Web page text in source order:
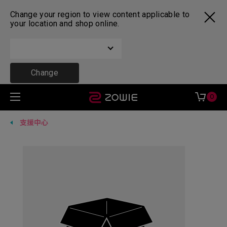
Change your region to view content applicable to
your location and shop online.
Change
0
支援中心